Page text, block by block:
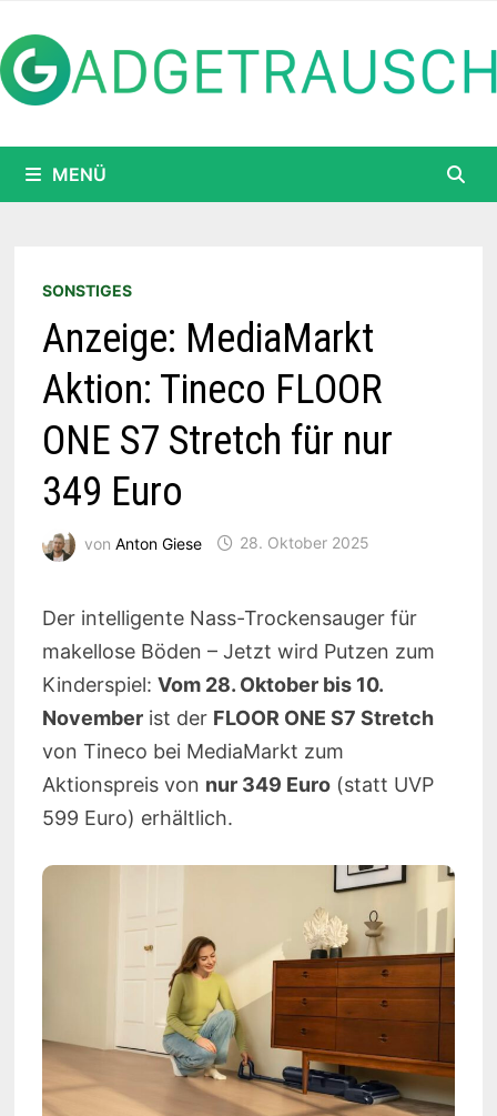
Inhalt
springen
MENÜ
SONSTIGES
Anzeige: MediaMarkt
Aktion: Tineco FLOOR
ONE S7 Stretch für nur
349 Euro
von Anton Giese 28. Oktober 2025
Der intelligente Nass-Trockensauger für
makellose Böden – Jetzt wird Putzen zum
Kinderspiel: Vom 28. Oktober bis 10.
Novemberist der FLOOR ONE S7 Stretch
von Tineco bei MediaMarkt zum
Aktionspreis von nur 349 Euro(statt UVP
599 Euro) erhältlich.